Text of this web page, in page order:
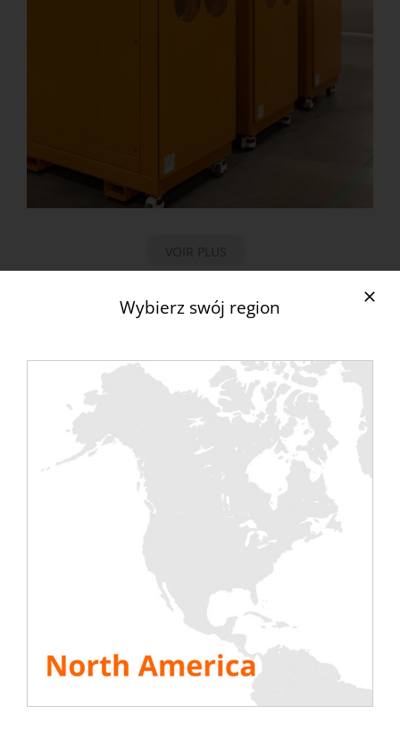
VOIR PLUS
Realistyczna symulacja obciążenia termicznego
Bank obciążeń może generować obciążenia
rzeczywistych szaf serwerowych. Ma to kluczowe
znaczenie dla testowania wydajności chłodzenia i
wydajności systemów chłodzenia centrów danych.
Łącząc chłodzenie cieczą i powietrzem, bank
obciążeń może symulować złożoną dynamikę
termiczną nowoczesnych szaf serwerowych, które
często wykorzystują hybrydowe rozwiązania
Emulacja obciążenia elektrycznego –Oprócz
obciążenia termicznego, bank obciążeń może
symulować obciążenie elektryczne szaf
serwerowych. Obejmuje to różne wzorce zużycia
energii, które są typowe dla środowisk centrów
danych. Funkcja ta jest niezbędna do testowania
jednostek dystrybucji zasilania (PDU), zasilaczy
bezprzerwowych (UPS) i innych elementów
infrastruktury elektrycznej.
Wybierz swój region